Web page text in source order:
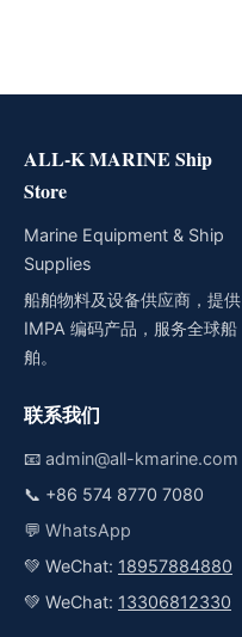
ALL-K MARINE Ship
Store
Marine Equipment & Ship
Supplies
船舶物料及设备供应商，提供
IMPA 编码产品，服务全球船
舶。
联系我们
📧 admin@all-kmarine.com
📞 +86 574 8770 7080
💬 WhatsApp
💚 WeChat: 18957884880
💚 WeChat: 13306812330